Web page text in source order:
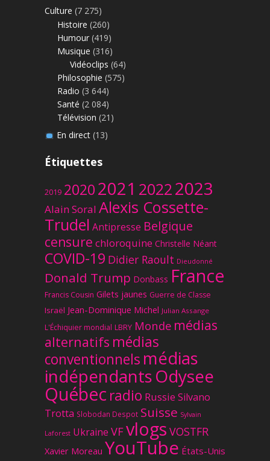
Culture (7 275)
Histoire (260)
Humour (419)
Musique (316)
Vidéoclips (64)
Philosophie (575)
Radio (3 644)
Santé (2 084)
Télévision (21)
En direct(13)
Étiquettes
2019 20202021 20222023
Alain Soral Alexis Cossette-
Trudel Antipresse Belgique
censure chloroquine Christelle Néant
COVID-19 Didier Raoult Dieudonné
Donald Trump Donbass France
Francis Cousin Gilets jaunes Guerre de Classe
Israël Jean-Dominique Michel Julian Assange
L'Échiquier mondial LBRY Monde médias
alternatifs médias
conventionnels médias
indépendantsOdysee
Québec radio Russie Silvano
Trotta Slobodan Despot Suisse Sylvain
Laforest Ukraine VFvlogs VOSTFR
Xavier Moreau YouTube États-Unis